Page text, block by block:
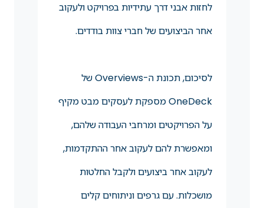
לחזות אבני דרך עתידיות בפרויקט ולעקוב
אחר הביצועים של חברי צוות בודדים.
לסיכום, תכונת ה-Overviews של
OneDeck מספקת לעסקים מבט מקיף
על הפרויקטים ומרחבי העבודה שלהם,
ומאפשרת להם לעקוב אחר ההתקדמות,
לעקוב אחר ביצועים ולקבל החלטות
מושכלות. עם גרפים וניתוחים קלים